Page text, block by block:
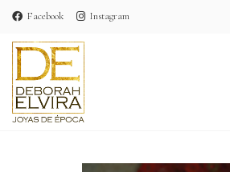
Facebook Instagram